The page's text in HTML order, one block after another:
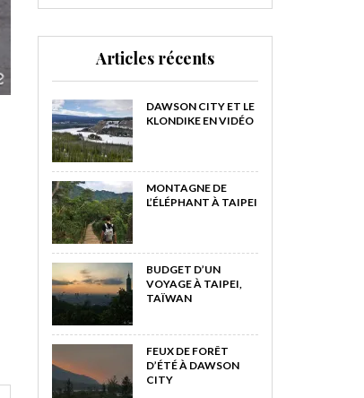
Articles récents
DAWSON CITY ET LE
KLONDIKE EN VIDÉO
MONTAGNE DE
L’ÉLÉPHANT À TAIPEI
BUDGET D’UN
VOYAGE À TAIPEI,
TAÏWAN
FEUX DE FORÊT
D’ÉTÉ À DAWSON
CITY